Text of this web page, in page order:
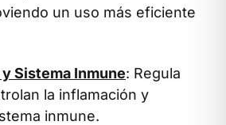
un uso más eficiente
Sistema Inmune: Regula
la inflamación y
inmune.